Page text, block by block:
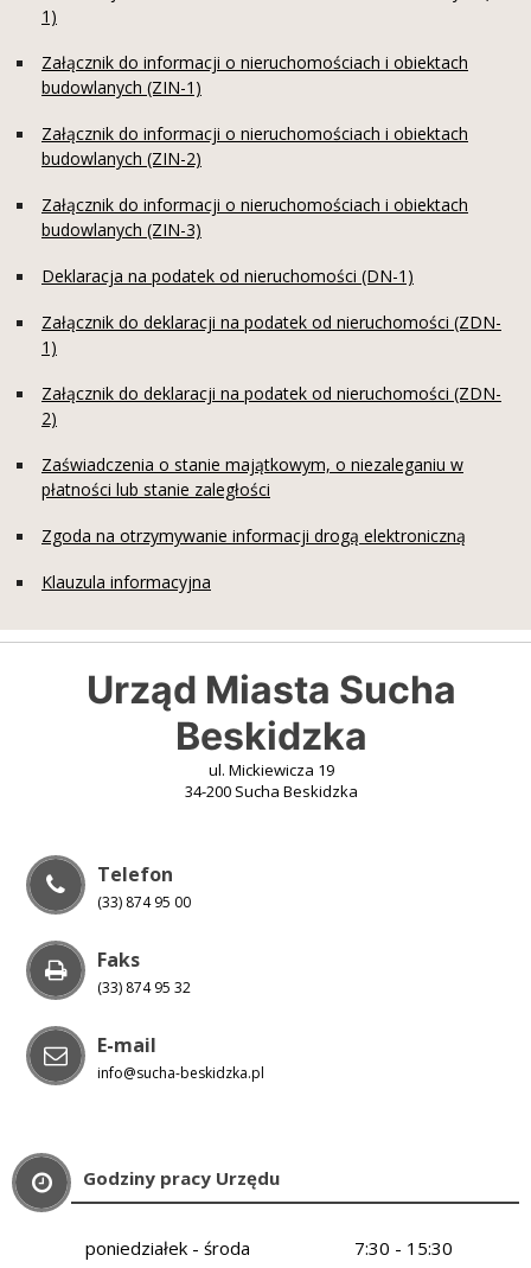
1)
Załącznik do informacji o nieruchomościach i obiektach
budowlanych (ZIN-1)
Załącznik do informacji o nieruchomościach i obiektach
budowlanych (ZIN-2)
Załącznik do informacji o nieruchomościach i obiektach
budowlanych (ZIN-3)
Deklaracja na podatek od nieruchomości (DN-1)
Załącznik do deklaracji na podatek od nieruchomości (ZDN-
1)
Załącznik do deklaracji na podatek od nieruchomości (ZDN-
2)
Zaświadczenia o stanie majątkowym, o niezaleganiu w
płatności lub stanie zaległości
Zgoda na otrzymywanie informacji drogą elektroniczną
Klauzula informacyjna
Urząd Miasta Sucha
Beskidzka
ul. Mickiewicza 19
34-200 Sucha Beskidzka
Telefon
(33) 874 95 00
Faks
(33) 874 95 32
E-mail
info@sucha-beskidzka.pl
Godziny pracy Urzędu
poniedziałek - środa 7:30 - 15:30